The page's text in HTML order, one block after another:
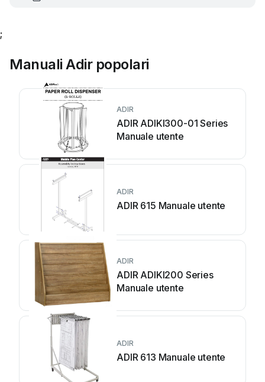
;
Manuali Adir popolari
ADIR
ADIR ADIKI300-01 Series
Manuale utente
ADIR
ADIR 615 Manuale utente
ADIR
ADIR ADIKI200 Series
Manuale utente
ADIR
ADIR 613 Manuale utente